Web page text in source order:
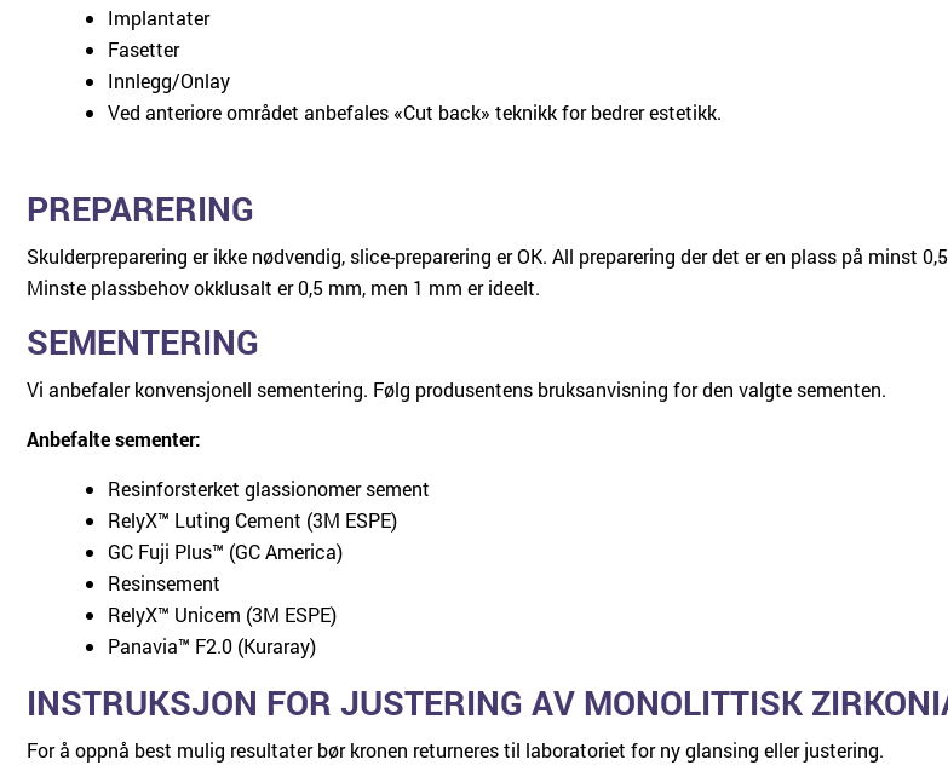
Implantater
Fasetter
Innlegg/Onlay
Ved anteriore området anbefales «Cut back» teknikk for bedrer estetikk.
PREPARERING
Skulderpreparering er ikke nødvendig, slice-preparering er OK. All preparering der det er en plass på minst
Minste plassbehov okklusalt er 0,5 mm, men 1 mm er ideelt.
SEMENTERING
Vi anbefaler konvensjonell sementering. Følg produsentens bruksanvisning for den valgte sementen.
Anbefalte sementer:
Resinforsterket glassionomer sement
RelyX™ Luting Cement (3M ESPE)
GC Fuji Plus™ (GC America)
Resinsement
RelyX™ Unicem (3M ESPE)
Panavia™ F2.0 (Kuraray)
INSTRUKSJON FOR JUSTERING AV MONOLITTISK
For å oppnå best mulig resultater bør kronen returneres til laboratoriet for ny glansing eller justering.